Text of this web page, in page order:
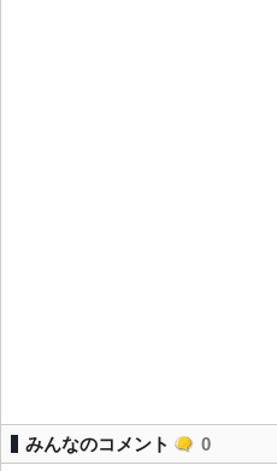
みんなのコメント 0